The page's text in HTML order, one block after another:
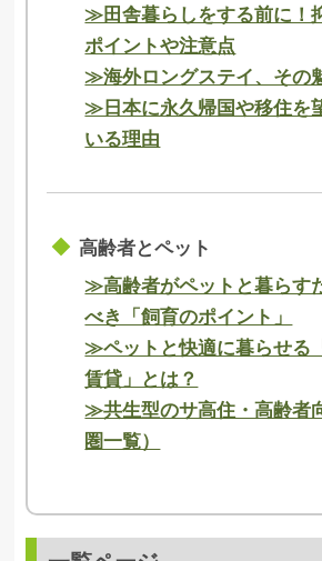
≫田舎暮らしをする前に！
ポイントや注意点
≫海外ロングステイ、その
≫日本に永久帰国や移住を
いる理由
高齢者とペット
≫高齢者がペットと暮らす
べき「飼育のポイント」
≫ペットと快適に暮らせる
賃貸」とは？
≫共生型のサ高住・高齢者
圏一覧）